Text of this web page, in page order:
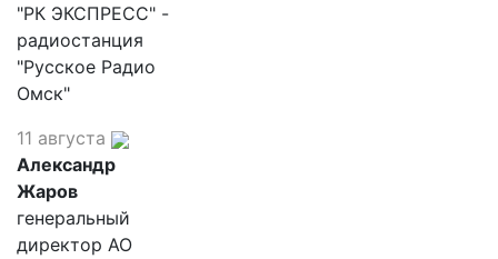
"РК ЭКСПРЕСС" -
радиостанция
"Русское Радио
Омск"
11 августа
Александр
Жаров
генеральный
директор АО